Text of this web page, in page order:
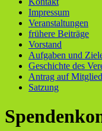
Impressum
Veranstaltungen
frühere Beiträge
Vorstand
Aufgaben und
Geschichte des
Antrag auf
Satzung